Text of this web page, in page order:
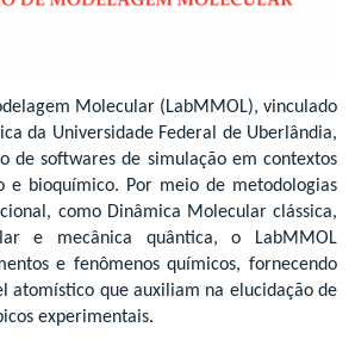
Molecular (LabMMOL), vinculado
da Universidade Federal de Uberlândia,
de softwares de simulação em contextos
e bioquímico. Por meio de metodologias
como Dinâmica Molecular clássica,
e mecânica quântica, o LabMMOL
e fenômenos químicos, fornecendo
atomístico que auxiliam na elucidação de
experimentais.